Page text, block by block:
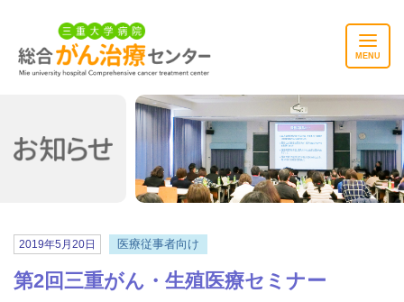
MENU
お知らせ
2019年5月20日 医療従事者向け
第2回三重がん・生殖医療セミナー